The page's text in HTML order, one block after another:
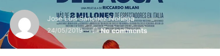
José Luis Sánchez Noriega
24/05/2019 No comments